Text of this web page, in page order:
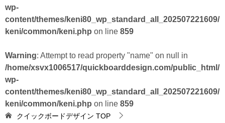
wp-
content/themes/keni80_wp_standard_all_202507221609/
keni/common/keni.php on line 859
Warning: Attempt to read property "name" on null in
/home/xsvx1006517/quickboarddesign.com/public_html/
wp-
content/themes/keni80_wp_standard_all_202507221609/
keni/common/keni.php on line 859
クイックボードデザイン TOP